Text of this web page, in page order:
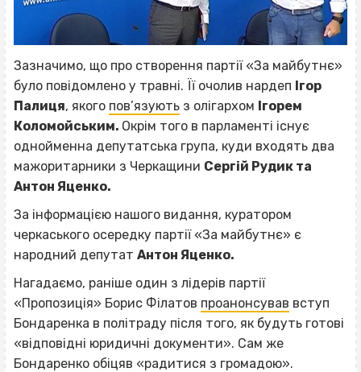
Зазначимо, що про створення партії «За майбутнє»
було повідомлено у травні. Її очолив нардеп Ігор
Палиця, якого пов’язують з олігархом Ігорем
Коломойським. Окрім того в парламенті існує
однойменна депутатська група, куди входять два
мажоритарники з Черкащини Сергій Рудик та
Антон Яценко.
За інформацією нашого видання, куратором
черкаського осередку партії «За майбутнє» є
народний депутат Антон Яценко.
Нагадаємо, раніше один з лідерів партії
«Пропозиція» Борис Філатов проанонсував вступ
Бондаренка в політраду після того, як будуть готові
«відповідні юридичні документи». Сам же
Бондаренко обіцяв «радитися з громадою».